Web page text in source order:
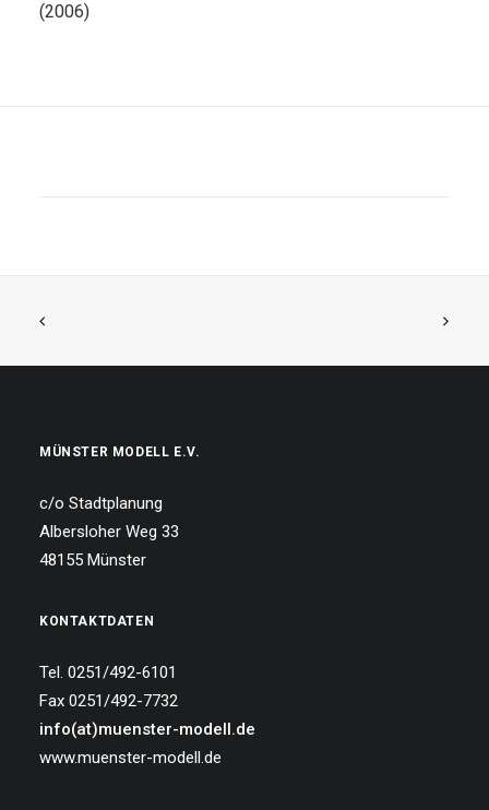
(2006)
MÜNSTER MODELL E.V.
c/o Stadtplanung
Albersloher Weg 33
48155 Münster
KONTAKTDATEN
Tel. 0251/492-6101
Fax 0251/492-7732
info(at)muenster-modell.de
www.muenster-modell.de